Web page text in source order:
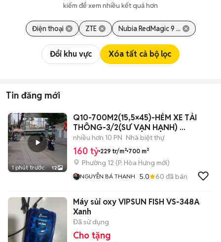
kiếm để xem nhiều kết quả hơn
Điện thoại ZTE Nubia RedMagic 9 ...
Đổi khu vực Xóa tất cả bộ lọc
Tin đăng mới
1 phút trước 12
Q10-700M2(15,5×45)-HẺM XE TẢI
THÔNG-3/2(SƯ VẠN HẠNH) ...
nhiều hơn 10 PN Nhà biệt thự
160 tỷ 229 tr/m² 700 m²
Phường 12 (P. Hòa Hưng mới)
NGUYỄN BÁ THANH 5.0 60 đã bán
Máy sủi oxy VIPSUN FISH VS-348A
Xanh
Đã sử dụng
Cho tặng